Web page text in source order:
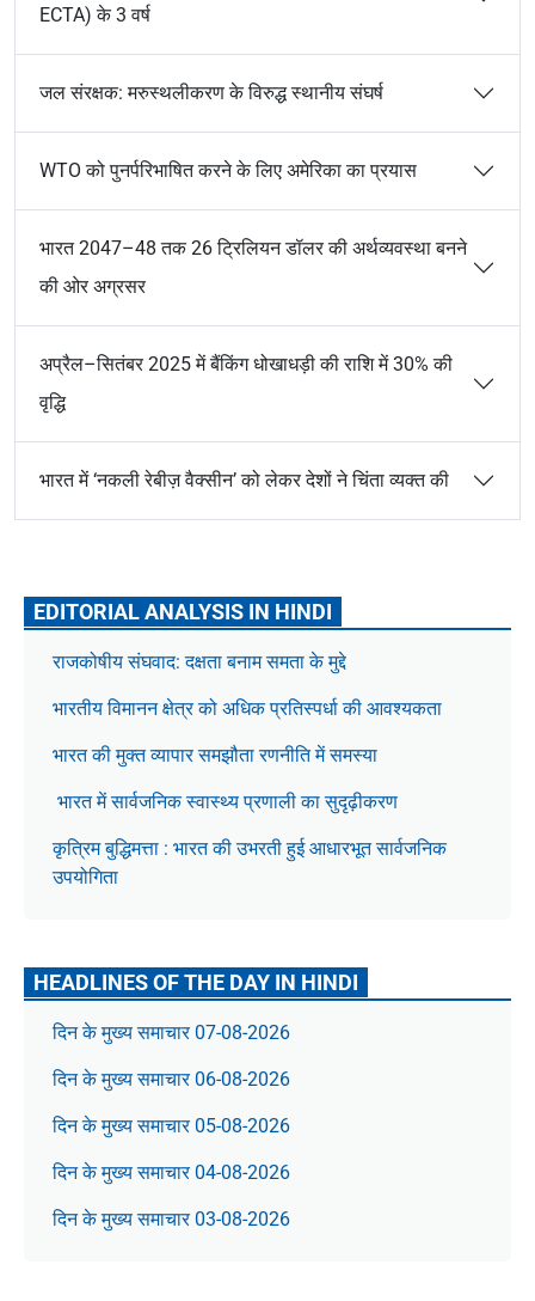
ECTA) के 3 वर्ष
जल संरक्षक: मरुस्थलीकरण के विरुद्ध स्थानीय संघर्ष
WTO को पुनर्परिभाषित करने के लिए अमेरिका का प्रयास
भारत 2047–48 तक 26 ट्रिलियन डॉलर की अर्थव्यवस्था बनने
की ओर अग्रसर
अप्रैल–सितंबर 2025 में बैंकिंग धोखाधड़ी की राशि में 30% की
वृद्धि
भारत में ‘नकली रेबीज़ वैक्सीन’ को लेकर देशों ने चिंता व्यक्त की
EDITORIAL ANALYSIS IN HINDI
राजकोषीय संघवाद: दक्षता बनाम समता के मुद्दे
भारतीय विमानन क्षेत्र को अधिक प्रतिस्पर्धा की आवश्यकता
भारत की मुक्त व्यापार समझौता रणनीति में समस्या
भारत में सार्वजनिक स्वास्थ्य प्रणाली का सुदृढ़ीकरण
कृत्रिम बुद्धिमत्ता : भारत की उभरती हुई आधारभूत सार्वजनिक
उपयोगिता
HEADLINES OF THE DAY IN HINDI
दिन के मुख्य समाचार 07-08-2026
दिन के मुख्य समाचार 06-08-2026
दिन के मुख्य समाचार 05-08-2026
दिन के मुख्य समाचार 04-08-2026
दिन के मुख्य समाचार 03-08-2026